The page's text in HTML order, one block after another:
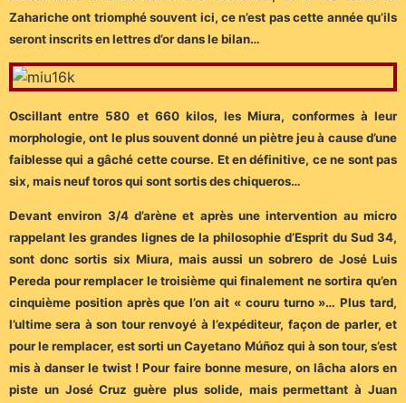
Zahariche ont triomphé souvent ici, ce n’est pas cette année qu’ils
seront inscrits en lettres d’or dans le bilan…
Oscillant entre 580 et 660 kilos, les Miura, conformes à leur
morphologie, ont le plus souvent donné un piètre jeu à cause d’une
faiblesse qui a gâché cette course. Et en définitive, ce ne sont pas
six, mais neuf toros qui sont sortis des chiqueros…
Devant environ 3/4 d’arène et après une intervention au micro
rappelant les grandes lignes de la philosophie d’Esprit du Sud 34,
sont donc sortis six Miura, mais aussi un sobrero de José Luis
Pereda pour remplacer le troisième qui finalement ne sortira qu’en
cinquième position après que l’on ait « couru turno »…Plus tard,
l’ultime sera à son tour renvoyé à l’expéditeur, façon de parler, et
pour le remplacer, est sorti un Cayetano Múñoz qui à son tour, s’est
mis à danser le twist ! Pour faire bonne mesure, on lâcha alors en
piste un José Cruz guère plus solide, mais permettant à Juan